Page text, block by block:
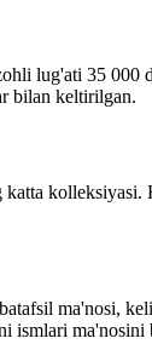
lug'ati 35 000
bilan keltirilgan.
kolleksiyasi.
ma'nosi,
ismlari ma'nosini